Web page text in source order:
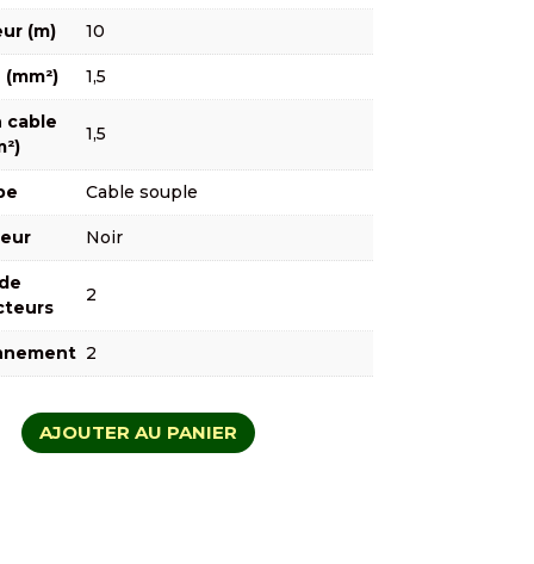
(m) 10
1,5
cable
1,5
Cable souple
Noir
2
2
AJOUTER AU PANIER